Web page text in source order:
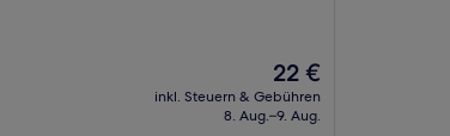
Der
Preis
beträgt
22 €
inkl. Steuern & Gebühren
8. Aug.–9. Aug.